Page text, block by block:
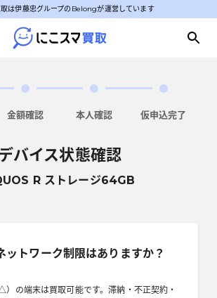
は伊藤忠グループのBelongが運営しています
金額確認 本人確認 仮申込完了
バイス状態確認
R ストレージ64GB
ットワーク制限はありますか？
の端末は買取可能です。滞納・不正契約・